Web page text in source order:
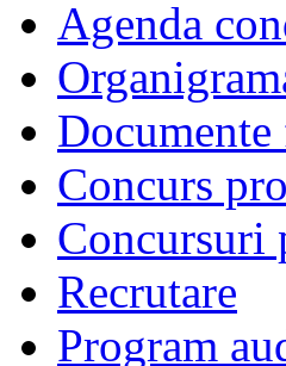
Agenda
Concurs
Concursuri
Recrutare
Program